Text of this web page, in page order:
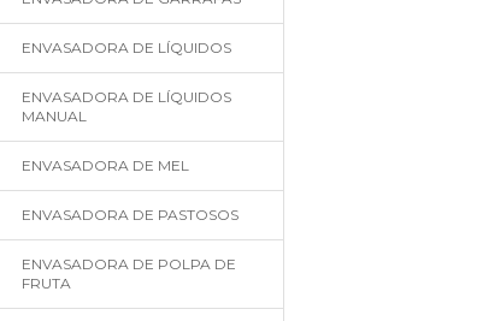
ENVASADORA DE LÍQUIDOS
ENVASADORA DE LÍQUIDOS
MANUAL
ENVASADORA DE MEL
ENVASADORA DE PASTOSOS
ENVASADORA DE POLPA DE
FRUTA